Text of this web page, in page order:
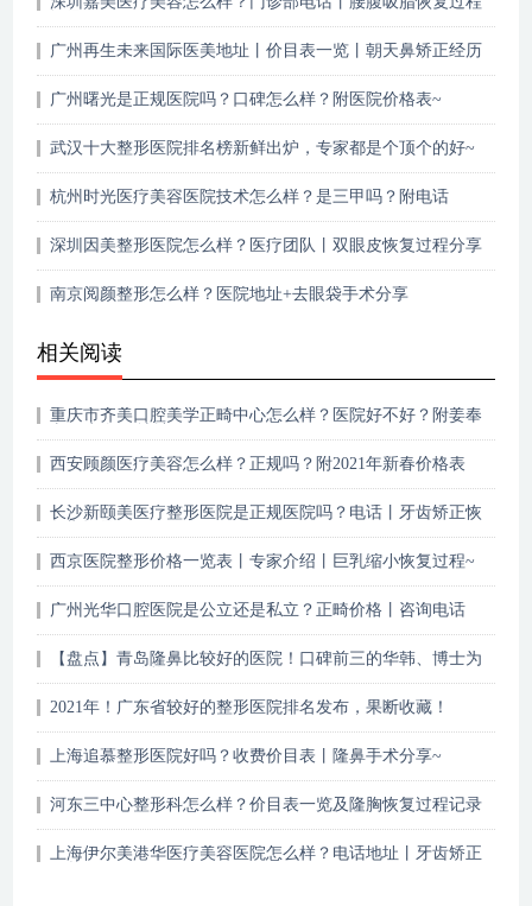
广州再生未来国际医美地址丨价目表一览丨朝天鼻矫正经历
广州曙光是正规医院吗？口碑怎么样？附医院价格表~
武汉十大整形医院排名榜新鲜出炉，专家都是个顶个的好~
杭州时光医疗美容医院技术怎么样？是三甲吗？附电话
深圳因美整形医院怎么样？医疗团队丨双眼皮恢复过程分享
南京阅颜整形怎么样？医院地址+去眼袋手术分享
相关阅读
重庆市齐美口腔美学正畸中心怎么样？医院好不好？附姜奉
西安顾颜医疗美容怎么样？正规吗？附2021年新春价格表
长沙新颐美医疗整形医院是正规医院吗？电话丨牙齿矫正恢
西京医院整形价格一览表丨专家介绍丨巨乳缩小恢复过程~
广州光华口腔医院是公立还是私立？正畸价格丨咨询电话
【盘点】青岛隆鼻比较好的医院！口碑前三的华韩、博士为
2021年！广东省较好的整形医院排名发布，果断收藏！
上海追慕整形医院好吗？收费价目表丨隆鼻手术分享~
河东三中心整形科怎么样？价目表一览及隆胸恢复过程记录
上海伊尔美港华医疗美容医院怎么样？电话地址丨牙齿矫正